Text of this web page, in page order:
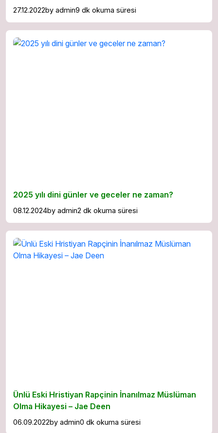
27.12.2022by admin9 dk okuma süresi
2025 yılı dini günler ve geceler ne zaman?
08.12.2024by admin2 dk okuma süresi
Ünlü Eski Hristiyan Rapçinin İnanılmaz Müslüman
Olma Hikayesi – Jae Deen
06.09.2022by admin0 dk okuma süresi